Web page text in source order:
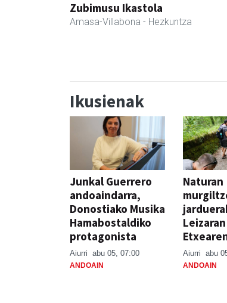
Zubimusu Ikastola
Amasa-Villabona - Hezkuntza
Ikusienak
Junkal Guerrero
andoaindarra,
Donostiako Musika
Hamabostaldiko
protagonista
Aiurri abu 05, 07:00
ANDOAIN
Naturan
Aiurri abu
ANDOAIN